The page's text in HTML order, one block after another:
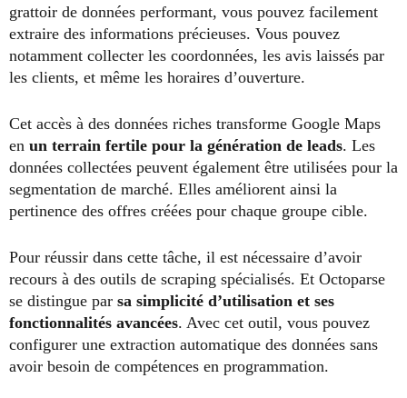
grattoir de données performant, vous pouvez facilement
extraire des informations précieuses. Vous pouvez
notamment collecter les coordonnées, les avis laissés par
les clients, et même les horaires d’ouverture.
Cet accès à des données riches transforme Google Maps
en un terrain fertile pour la génération de leads. Les
données collectées peuvent également être utilisées pour la
segmentation de marché. Elles améliorent ainsi la
pertinence des offres créées pour chaque groupe cible.
Pour réussir dans cette tâche, il est nécessaire d’avoir
recours à des outils de scraping spécialisés. Et Octoparse
se distingue par sa simplicité d’utilisation et ses
fonctionnalités avancées. Avec cet outil, vous pouvez
configurer une extraction automatique des données sans
avoir besoin de compétences en programmation.